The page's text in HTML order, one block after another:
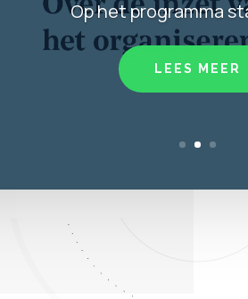
wie de winnaar van